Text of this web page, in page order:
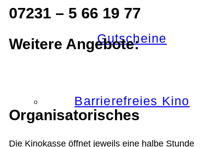
Gutscheine
Barrierefreies Kino
07231 – 5 66 19 77
Weitere Angebote:
Organisatorisches
Die Kinokasse öffnet jeweils eine halbe Stunde